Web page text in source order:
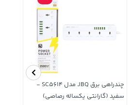
چندراهی برق JBQ مدل SC5614 -
سفید (گارانتی یکساله رصاصی)